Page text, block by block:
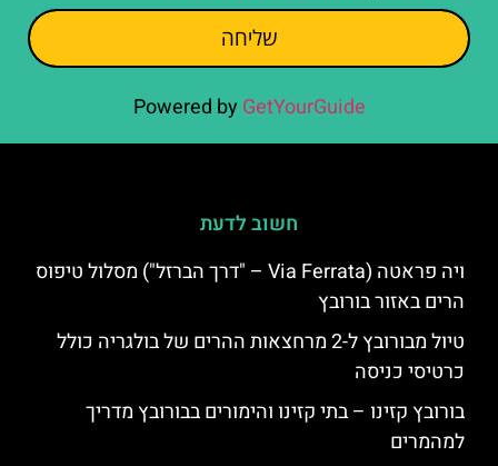
שליחה
Powered by GetYourGuide
חשוב לדעת
ויה פראטה (Via Ferrata – "דרך הברזל") מסלול טיפוס
הרים באזור בורובץ
טיול מבורובץ ל-2 מרחצאות ההרים של בולגריה כולל
כרטיסי כניסה
בורובץ קזינו – בתי קזינו והימורים בבורובץ מדריך
למהמרים